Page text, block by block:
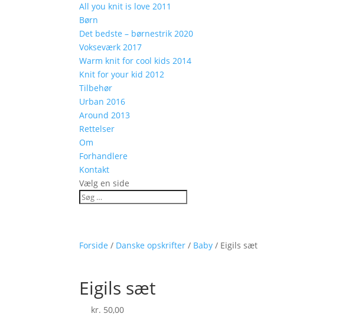
All you knit is love 2011
Børn
Det bedste – børnestrik 2020
Vokseværk 2017
Warm knit for cool kids 2014
Knit for your kid 2012
Tilbehør
Urban 2016
Around 2013
Rettelser
Om
Forhandlere
Kontakt
Vælg en side
Forside / Danske opskrifter / Baby / Eigils sæt
Eigils sæt
kr. 50,00